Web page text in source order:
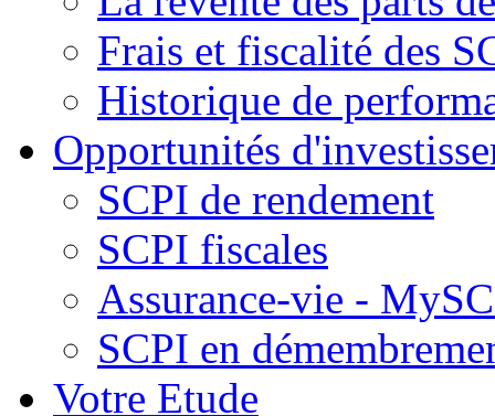
Frais et fiscalité des
Historique de
Opportunités
SCPI de rendement
SCPI fiscales
Assurance-vie -
SCPI en
Votre Etude